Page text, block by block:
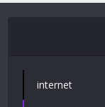
internet